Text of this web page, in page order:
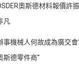
奧斯德材料報價許
凡
事機械人何故成為廣交會
斯德零件商”